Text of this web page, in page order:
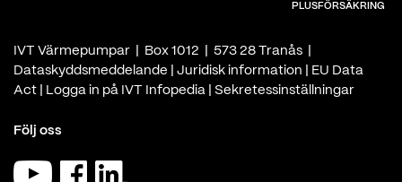
PLUSFÖRSÄKRING
IVT Värmepumpar | Box 1012 | 573 28 Tranås |
Dataskyddsmeddelande
Juridisk information
EU Data
Act
Logga in på IVT Infopedia Sekretessinställningar
Följ oss